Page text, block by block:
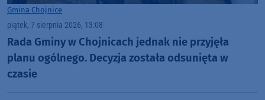
Gmina Chojnice
piątek, 7 sierpnia 2026, 13:08
Rada Gminy w Chojnicach jednak nie przyjęła
planu ogólnego. Decyzja została odsunięta w
czasie